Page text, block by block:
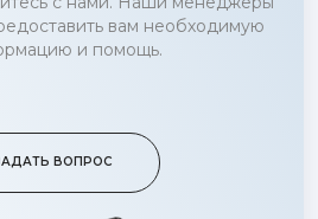
вам необходимую
и помощь.
ВОПРОС